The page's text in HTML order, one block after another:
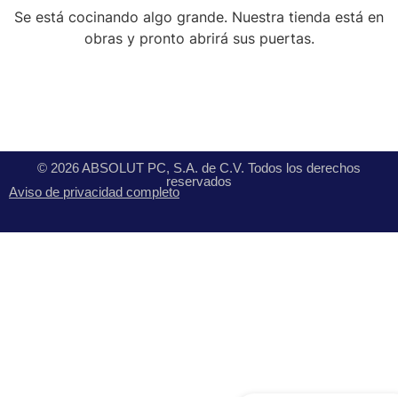
Se está cocinando algo grande. Nuestra tienda está en
obras y pronto abrirá sus puertas.
© 2026 ABSOLUT PC, S.A. de C.V. Todos los derechos
reservados
Aviso de privacidad completo